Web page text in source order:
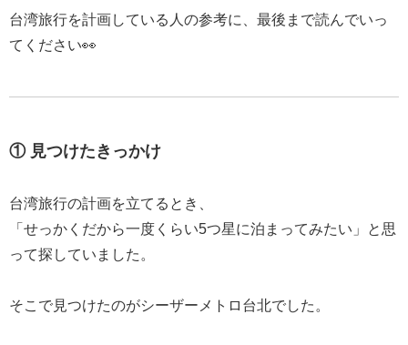
台湾旅行を計画している人の参考に、最後まで読んでいっ
てください👀
① 見つけたきっかけ
台湾旅行の計画を立てるとき、
「せっかくだから一度くらい5つ星に泊まってみたい」と思
って探していました。
そこで見つけたのがシーザーメトロ台北でした。